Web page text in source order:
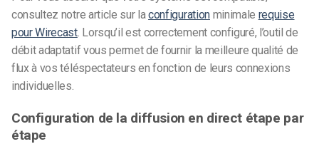
consultez notre article sur laconfigurationminimale requise
pour Wirecast. Lorsqu’il est correctement configuré, l’outil de
débit adaptatif vous permet de fournir la meilleure qualité de
flux à vos téléspectateurs en fonction de leurs connexions
individuelles.
Configuration de la diffusion en direct étape par
étape